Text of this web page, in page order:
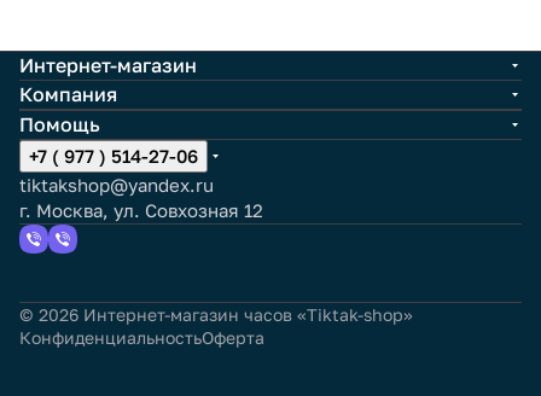
Интернет-магазин
Компания
Помощь
+7 ( 977 ) 514-27-06
tiktakshop@yandex.ru
г. Москва, ул. Совхозная 12
© 2026 Интернет-магазин часов «Tiktak-shop»
КонфиденциальностьОферта